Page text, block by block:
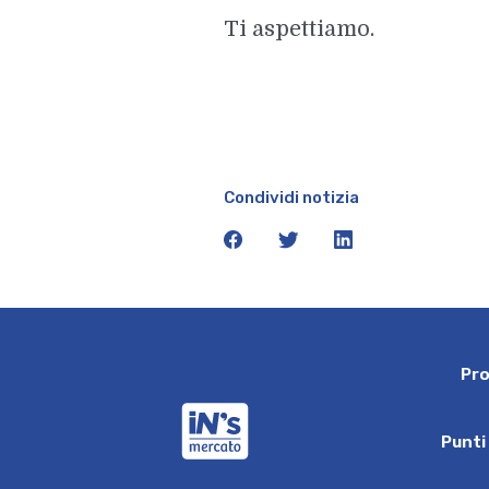
Ti aspettiamo.
Condividi notizia
facebooktwitterlinkedin
Pro
Punti